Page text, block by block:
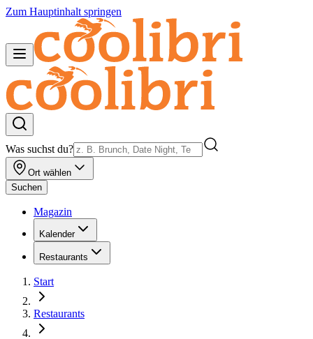
Zum Hauptinhalt springen
Was suchst du?
Ort wählen
Suchen
Magazin
Kalender
Restaurants
Start
Restaurants